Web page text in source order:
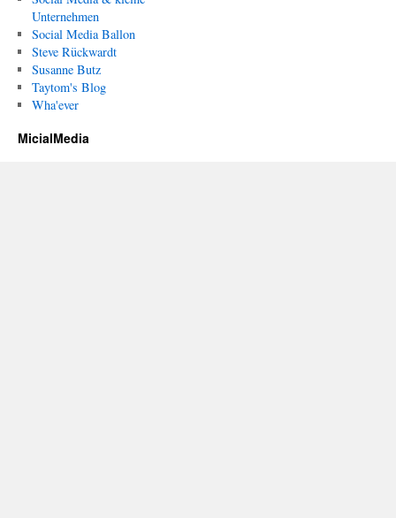
Unternehmen
Social Media Ballon
Steve Rückwardt
Susanne Butz
Taytom's Blog
Wha'ever
MicialMedia